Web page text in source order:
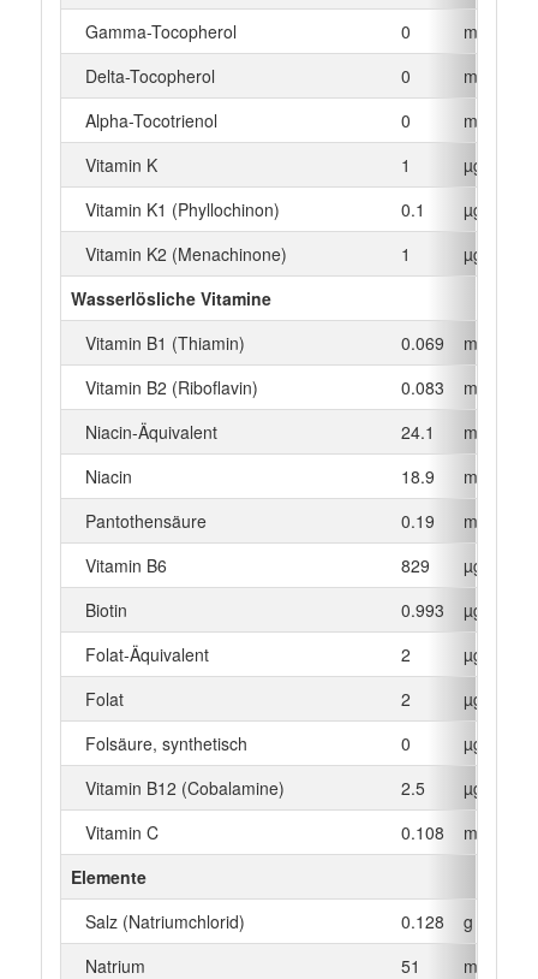
Gamma-Tocopherol
0
mg
Delta-Tocopherol
0
mg
Alpha-Tocotrienol
0
mg
Vitamin K
1
µg
Vitamin K1 (Phyllochinon)
0.1
µg
Vitamin K2 (Menachinone)
1
µg
Wasserlösliche Vitamine
Vitamin B1 (Thiamin)
0.069
mg
Vitamin B2 (Riboflavin)
0.083
mg
Niacin-Äquivalent
24.1
mg
Niacin
18.9
mg
Pantothensäure
0.19
mg
Vitamin B6
829
µg
Biotin
0.993
µg
Folat-Äquivalent
2
µg
Folat
2
µg
Folsäure, synthetisch
0
µg
Vitamin B12 (Cobalamine)
2.5
µg
Vitamin C
0.108
mg
Elemente
Salz (Natriumchlorid)
0.128
g
Natrium
51
mg